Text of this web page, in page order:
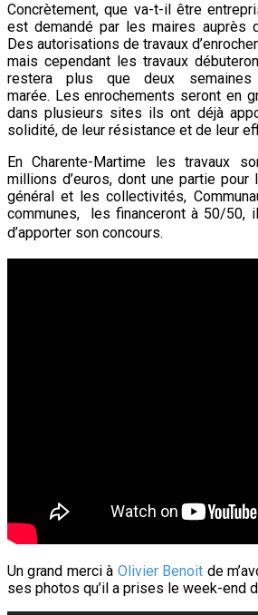
Concrètement, que va-t-il être
est demandé par les maires auprès
Des autorisations de travaux
mais cependant les travaux
restera plus que deux
marée. Les enrochements seront en
dans plusieurs sites ils ont déjà
solidité, de leur résistance et de leur
En Charente-Martime les travaux
millions d’euros, dont une partie pour
général et les collectivités,
communes, les financeront à 50/50,
d’apporter son concours.
Un grand merci à Olivier Benoit de
ses photos qu’il a prises le week-end